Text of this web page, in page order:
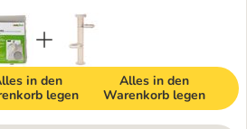
in den
legen
Alles in den
Warenkorb legen